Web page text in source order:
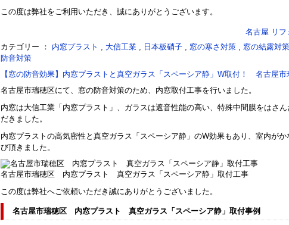
この度は弊社をご利用いただき、誠にありがとうございます。
名古屋 リフ
カテゴリー ： 内窓プラスト , 大信工業 , 日本板硝子 , 窓の寒さ対策 , 窓の結露対策
防音対策
【窓の防音効果】内窓プラストと真空ガラス「スペーシア静」W取付！ 名古屋市
名古屋市瑞穂区にて、窓の防音対策のため、内窓取付工事を行いました。
内窓は大信工業「内窓プラスト」、ガラスは遮音性能の高い、特殊中間膜をはさ
だきました。
内窓プラストの高気密性と真空ガラス「スペーシア静」のW効果もあり、室内が
び頂きました。
名古屋市瑞穂区 内窓プラスト 真空ガラス「スペーシア静」取付工事
この度は弊社へご依頼いただき誠にありがとうございました。
名古屋市瑞穂区 内窓プラスト 真空ガラス「スペーシア静」取付事例